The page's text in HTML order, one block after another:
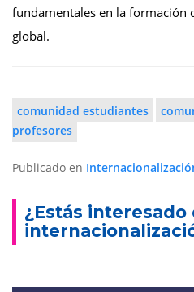
fundamentales en la formación
global.
comunidad estudiantes
profesores
Publicado en
¿Estás interesado